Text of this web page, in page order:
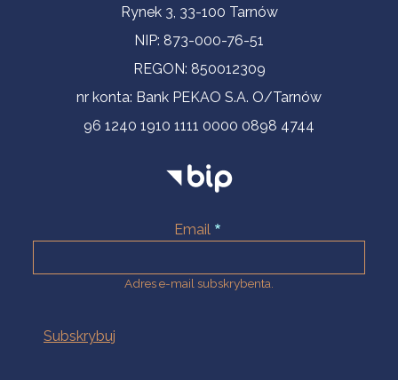
Informacje kontaktoweRynek 3, 33-100 Tarnów
NIP: 873-000-76-51
REGON: 850012309
nr konta: Bank PEKAO S.A. O/Tarnów
96 1240 1910 1111 0000 0898 4744
Email
Adres e-mail subskrybenta.